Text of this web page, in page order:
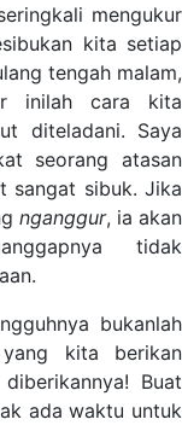
mengukur
kita setiap
tengah malam,
inilah cara kita
diteladani. Saya
seorang atasan
sangat sibuk. Jika
nganggur, ia akan
tidak
bukanlah
kita berikan
Buat
ada waktu untuk